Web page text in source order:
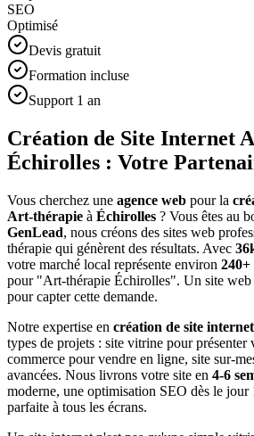
SEO
Optimisé
Devis gratuit
Formation incluse
Support 1 an
Création de Site Internet
Échirolles : Votre
Vous cherchez une agence web pour la
Art-thérapie à Échirolles ? Vous êtes au
GenLead, nous créons des sites web
thérapie qui génèrent des résultats. Avec 36
votre marché local représente environ 240+
pour "Art-thérapie Échirolles". Un site web
pour capter cette demande.
Notre expertise en création de site internet
types de projets : site vitrine pour présenter
commerce pour vendre en ligne, site sur-
avancées. Nous livrons votre site en 4-6
moderne, une optimisation SEO dès le jour
parfaite à tous les écrans.